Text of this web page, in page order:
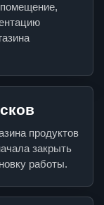
продуктов
закрыть
работы.